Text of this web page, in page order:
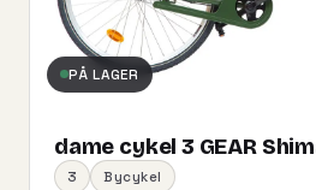
PÅ LAGER
dame cykel 3 GEAR
3 Bycykel